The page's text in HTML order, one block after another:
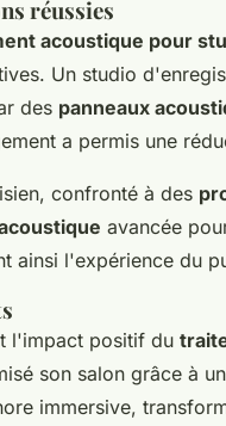
réussies
acoustique pour
Un studio
des panneaux
a permis une
confronté à des
avancée
ainsi l'expérience du
l'impact positif du
son salon grâce à un
immersive,